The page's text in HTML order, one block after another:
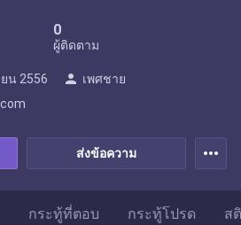
0
ผู้ติดตาม
ส่งข้อความ
น 2556 person เพศชาย
more_horiz
กระทู้ที่ตอบ กระทู้โปรด ส